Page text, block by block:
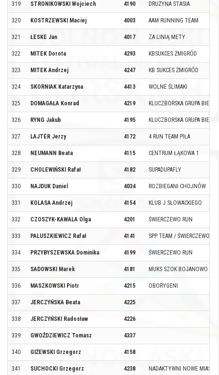
319 STRONIKOWSKI Wojciech 4190 DRUŻYNA STASIA
320 KOSTRZEWSKI Maciej 4003 AAM RUNNING TEAM
321 ŁESKE Jan 4017 ZA LINIĄ METY
322 MITEK Dorota 4293 KBSUKCES ŻMIGRÓD
323 MITEK Andrzej 4247 KB SUKCES ŻMIGRÓD
324 SKORNIAK Katarzyna 4413 WOLNE ŚLIMAKI
325 DOMAGAŁA Konrad 4219 KLUCZBORSKA GRUPA
326 RYNG Jakub 4195 KLUCZBORSKA GRUPA
327 LAJTER Jerzy 4172 4 RUN TEAM PIŁA
328 NEUMANN Beata 4115 CENTRUM ŁĄKOWA 1
329 CHOLEWIŃSKI Rafał 4182 SUPADUPAFLY
330 NAJDUK Daniel 4034 ROZBIEGANI CHOJNÓW
331 KOLASA Andrzej 4154 KLUB J.SŁOWACKIEGO
332 CZOSZYK-KAWALA Olga 4201 ŚWIERCZEWO RUN
333 PALUSZKIEWICZ Rafał 4141 SPP TEAM / ŚWIERCZEWO
334 PRZYBYSZEWSKA Dominika 4199 ŚWIERCZEWO RUN
335 SADOWSKI Marek 4181 MUKS SZOK BOJANOWO
336 MASZKOWSKI Piotr 4215 OBORYGENI
337 JERCZYŃSKA Beata 4225
338 JERCZYŃSKI Radosław 4226
339 GWOŹDZIEWICZ Tomasz 4337
340 GIŻEWSKI Grzegorz 4158
341 SUCHOCKI Grzegorz 4238 NADAKTYWNI NOWE